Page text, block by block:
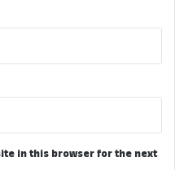
in this browser for the next